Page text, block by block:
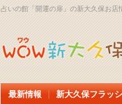
占いの館「開運の扉」の新大久保お店
最新情報 新大久保フラッ